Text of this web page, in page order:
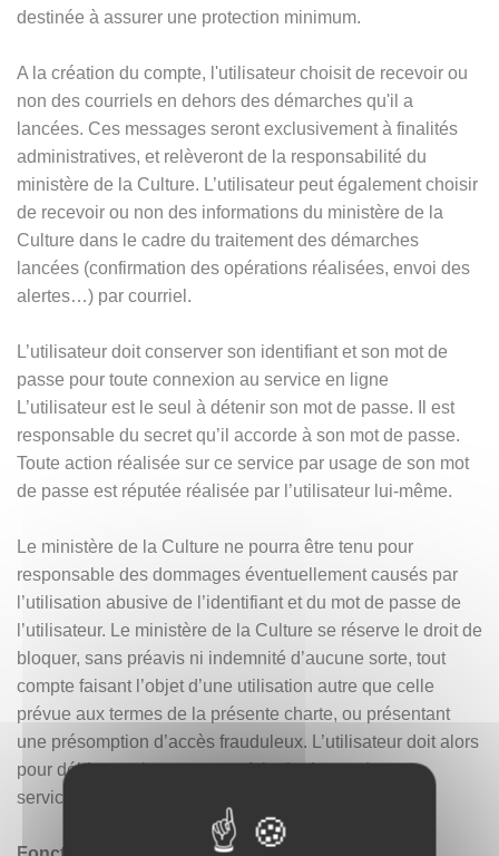
destinée à assurer une protection minimum.
A la création du compte, l'utilisateur choisit de recevoir ou
non des courriels en dehors des démarches qu'il a
lancées. Ces messages seront exclusivement à finalités
administratives, et relèveront de la responsabilité du
ministère de la Culture. L’utilisateur peut également choisir
de recevoir ou non des informations du ministère de la
Culture dans le cadre du traitement des démarches
lancées (confirmation des opérations réalisées, envoi des
alertes…) par courriel.
L’utilisateur doit conserver son identifiant et son mot de
passe pour toute connexion au service en ligne
L’utilisateur est le seul à détenir son mot de passe. Il est
responsable du secret qu’il accorde à son mot de passe.
Toute action réalisée sur ce service par usage de son mot
de passe est réputée réalisée par l’utilisateur lui-même.
Le ministère de la Culture ne pourra être tenu pour
responsable des dommages éventuellement causés par
l’utilisation abusive de l’identifiant et du mot de passe de
l’utilisateur. Le ministère de la Culture se réserve le droit de
bloquer, sans préavis ni indemnité d’aucune sorte, tout
compte faisant l’objet d’une utilisation autre que celle
prévue aux termes de la présente charte, ou présentant
une présomption d’accès frauduleux. L’utilisateur doit alors
pour débloquer le compte en faire la demande aux
services du ministère de la Culture.